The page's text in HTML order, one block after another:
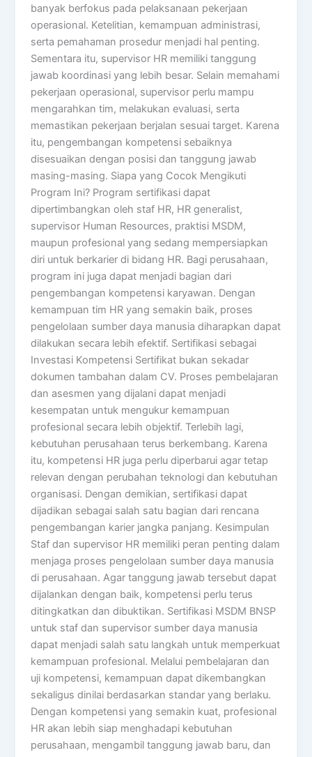
banyak berfokus pada pelaksanaan pekerjaan
operasional. Ketelitian, kemampuan administrasi,
serta pemahaman prosedur menjadi hal penting.
Sementara itu, supervisor HR memiliki tanggung
jawab koordinasi yang lebih besar. Selain memahami
pekerjaan operasional, supervisor perlu mampu
mengarahkan tim, melakukan evaluasi, serta
memastikan pekerjaan berjalan sesuai target. Karena
itu, pengembangan kompetensi sebaiknya
disesuaikan dengan posisi dan tanggung jawab
masing-masing. Siapa yang Cocok Mengikuti
Program Ini? Program sertifikasi dapat
dipertimbangkan oleh staf HR, HR generalist,
supervisor Human Resources, praktisi MSDM,
maupun profesional yang sedang mempersiapkan
diri untuk berkarier di bidang HR. Bagi perusahaan,
program ini juga dapat menjadi bagian dari
pengembangan kompetensi karyawan. Dengan
kemampuan tim HR yang semakin baik, proses
pengelolaan sumber daya manusia diharapkan dapat
dilakukan secara lebih efektif. Sertifikasi sebagai
Investasi Kompetensi Sertifikat bukan sekadar
dokumen tambahan dalam CV. Proses pembelajaran
dan asesmen yang dijalani dapat menjadi
kesempatan untuk mengukur kemampuan
profesional secara lebih objektif. Terlebih lagi,
kebutuhan perusahaan terus berkembang. Karena
itu, kompetensi HR juga perlu diperbarui agar tetap
relevan dengan perubahan teknologi dan kebutuhan
organisasi. Dengan demikian, sertifikasi dapat
dijadikan sebagai salah satu bagian dari rencana
pengembangan karier jangka panjang. Kesimpulan
Staf dan supervisor HR memiliki peran penting dalam
menjaga proses pengelolaan sumber daya manusia
di perusahaan. Agar tanggung jawab tersebut dapat
dijalankan dengan baik, kompetensi perlu terus
ditingkatkan dan dibuktikan. Sertifikasi MSDM BNSP
untuk staf dan supervisor sumber daya manusia
dapat menjadi salah satu langkah untuk memperkuat
kemampuan profesional. Melalui pembelajaran dan
uji kompetensi, kemampuan dapat dikembangkan
sekaligus dinilai berdasarkan standar yang berlaku.
Dengan kompetensi yang semakin kuat, profesional
HR akan lebih siap menghadapi kebutuhan
perusahaan, mengambil tanggung jawab baru, dan